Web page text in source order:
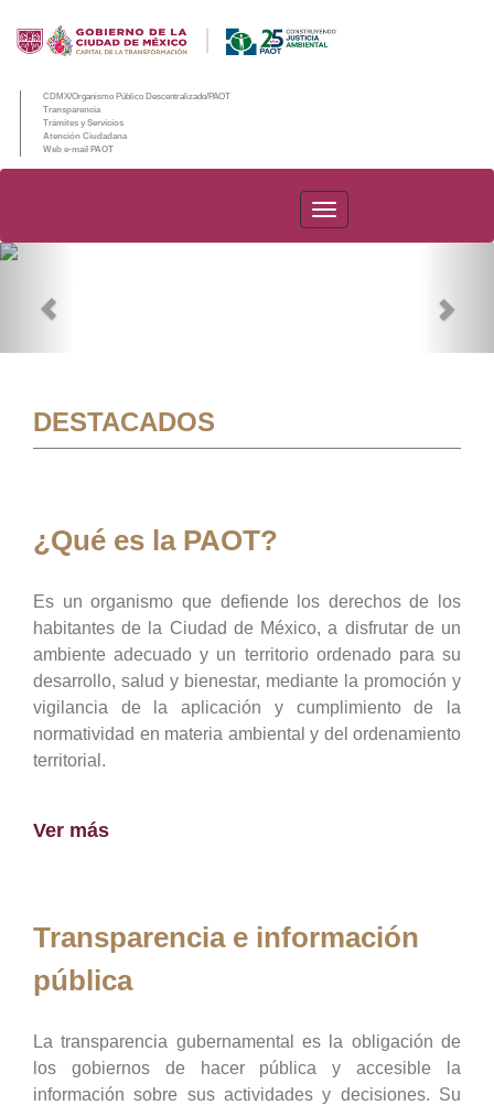
CDMX/Organismo Público Descentralizado/PAOT
Transparencia
Trámites y Servicios
Atención Ciudadana
Web e-mail PAOT
PAOT
DESTACADOS
¿Qué es la PAOT?
Es un organismo que defiende los derechos de los
habitantes de la Ciudad de México, a disfrutar de un
ambiente adecuado y un territorio ordenado para su
desarrollo, salud y bienestar, mediante la promoción y
vigilancia de la aplicación y cumplimiento de la
normatividad en materia ambiental y del ordenamiento
territorial.
Ver más
Transparencia e información
pública
La transparencia gubernamental es la obligación de
los gobiernos de hacer pública y accesible la
información sobre sus actividades y decisiones. Su